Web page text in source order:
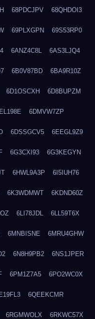
68PDCJPV 68QHDOI3
69PLXGPN 69S53RP0
6ANZ4C8L 6AS3LJQ4
6B0V87BD 6BA9R10Z
6D1OSCXH 6D8BUPZM
6DMVW7ZP
6DSSGCV5 6EEGL9Z9
6G3CXI93 6G3KEGYN
6HWL9A3P 6I5IUH76
6K3WDMWT 6KDND60Z
6LI78JDL 6LL59T6X
6MNBISNE 6MRU4GHW
6N8H9PB2 6NS1JPER
6PM1Z7A5 6PO2WC0X
6QEEKCMR
6RGMWOLX 6RKWC57X